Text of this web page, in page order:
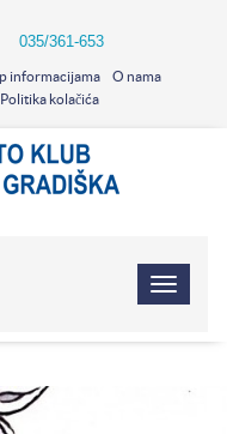
035/361-653
informacijama
O nama
Politika kolačića